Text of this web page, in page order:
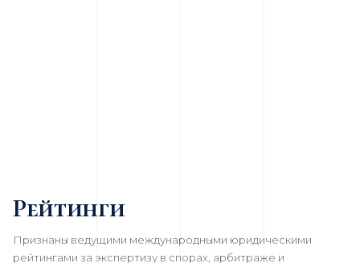
Рейтинги
Признаны ведущими международными юридическими
рейтингами за экспертизу в спорах, арбитраже и